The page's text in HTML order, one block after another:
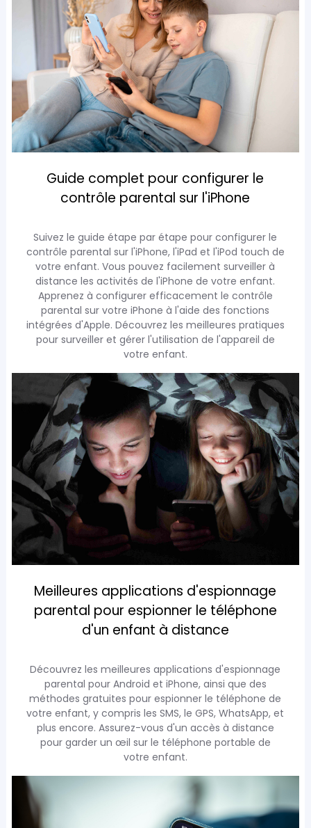
Guide complet pour configurer le
contrôle parental sur l'iPhone
Suivez le guide étape par étape pour configurer le
contrôle parental sur l'iPhone, l'iPad et l'iPod touch de
votre enfant. Vous pouvez facilement surveiller à
distance les activités de l'iPhone de votre enfant.
Apprenez à configurer efficacement le contrôle
parental sur votre iPhone à l'aide des fonctions
intégrées d'Apple. Découvrez les meilleures pratiques
pour surveiller et gérer l'utilisation de l'appareil de
votre enfant.
Meilleures applications d'espionnage
parental pour espionner le téléphone
d'un enfant à distance
Découvrez les meilleures applications d'espionnage
parental pour Android et iPhone, ainsi que des
méthodes gratuites pour espionner le téléphone de
votre enfant, y compris les SMS, le GPS, WhatsApp, et
plus encore. Assurez-vous d'un accès à distance
pour garder un œil sur le téléphone portable de
votre enfant.